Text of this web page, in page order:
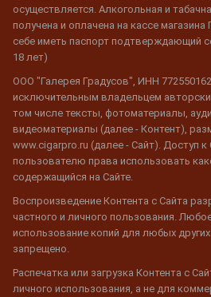
осуществляется. Алкогольная и
получена и оплачена на кассе
себе иметь паспорт подтверждающий
18 лет)
ООО "Галерея Градусов", ИНН
исключительным владельцем
том числе тексты, фотоматериалы,
видеоматериалы (далее - Контент),
www.cigarpro.ru (далее - Сайт). Доступ к
пользователю права использовать
содержащийся на Сайте.
Воспроизведение Контента с Сайта
частного и личного пользования.
использование копий для любых других
запрещено.
Распечатка или загрузка Контента с
личного использования, а не для